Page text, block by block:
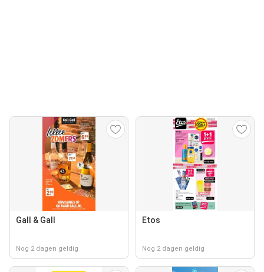
Gall & Gall
Nog 2 dagen geldig
Etos
Nog 2 dagen geldig